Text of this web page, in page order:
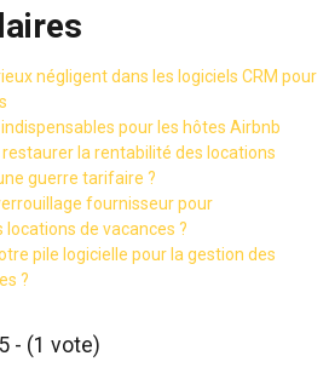
négligent dans les logiciels CRM pour
pour les hôtes Airbnb
la rentabilité des locations
guerre tarifaire ?
fournisseur pour
locations de vacances ?
pile logicielle pour la gestion des
?
- (1 vote)